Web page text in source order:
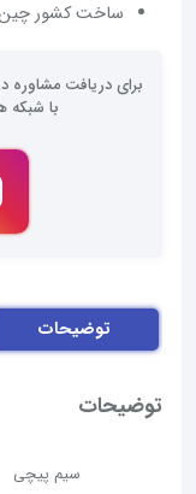
ساخت کشور
برای دریافت مشاوره
با شبکه
توضیحات
توضیحات
سیم پیچی